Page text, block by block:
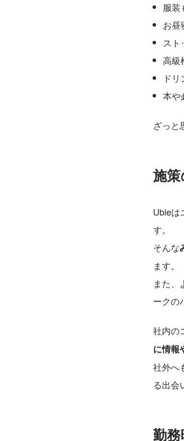
服装
お昼
ス
高級
ド
本や
ざっと
施
Ubieは
す。
そんな
ます。
また
ークの
社内の
に情報
社外へ
る出会
勤